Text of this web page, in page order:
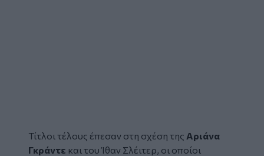
Τίτλοι τέλους έπεσαν στη σχέση της Αριάνα
Γκράντε και του Ίθαν Σλέιτερ, οι οποίοι